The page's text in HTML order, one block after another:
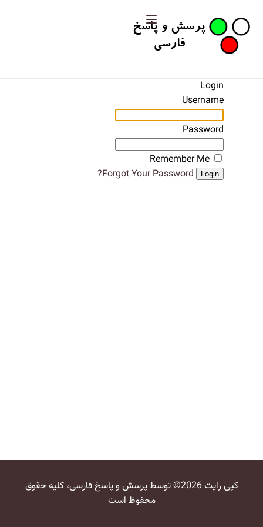
Login
Username
Password
Remember Me
Login
Forgot Your Password?
کپی رایت 2026© توسط پرسش و پاسخ فارسی، کلیه حقوق
محفوظ است